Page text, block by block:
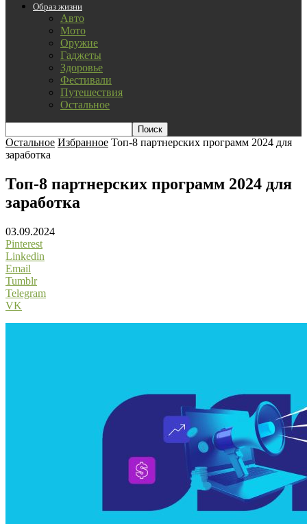
Образ жизни
Авто
Мото
Оружие
Гаджеты
Здоровье
Фестивали
Путешествия
Остальное
Остальное Избранное Топ-8 партнерских программ 2024 для
заработка
Топ-8 партнерских программ 2024 для
заработка
03.09.2024
Pinterest
Linkedin
Email
Tumblr
Telegram
VK